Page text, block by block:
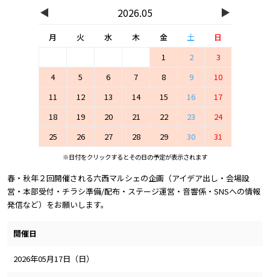
◀ 2026.05 ▶
月 火 水 木 金 土
日
1
2
3
4
5 6 7 8 9
10
11
12 13 14 15 16
17
18
19 20 21 22 23
24
25
26 27 28 29 30 31
※日付をクリックするとその日の予定が表示されます
春・秋年２回開催される六西マルシェの企画（アイデア出し・会場設
営・本部受付・チラシ準備/配布・ステージ運営・音響係・SNSへの情報
発信など）をお願いします。
開催日
2026年05月17日（日）